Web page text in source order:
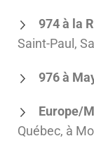
974 à la
Saint-Paul,
976 à
Europe/
Québec, à